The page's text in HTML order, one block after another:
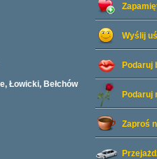
Wyślij
Podaruj
Podaruj
Zaproś
Łowicki, Bełchów